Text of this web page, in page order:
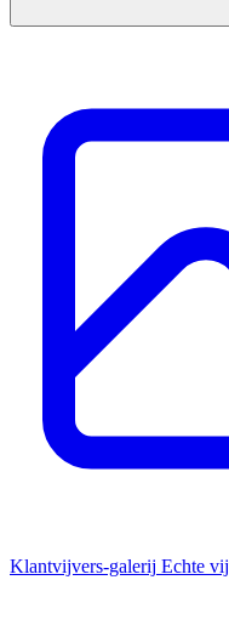
Klantvijvers-galerij Echte